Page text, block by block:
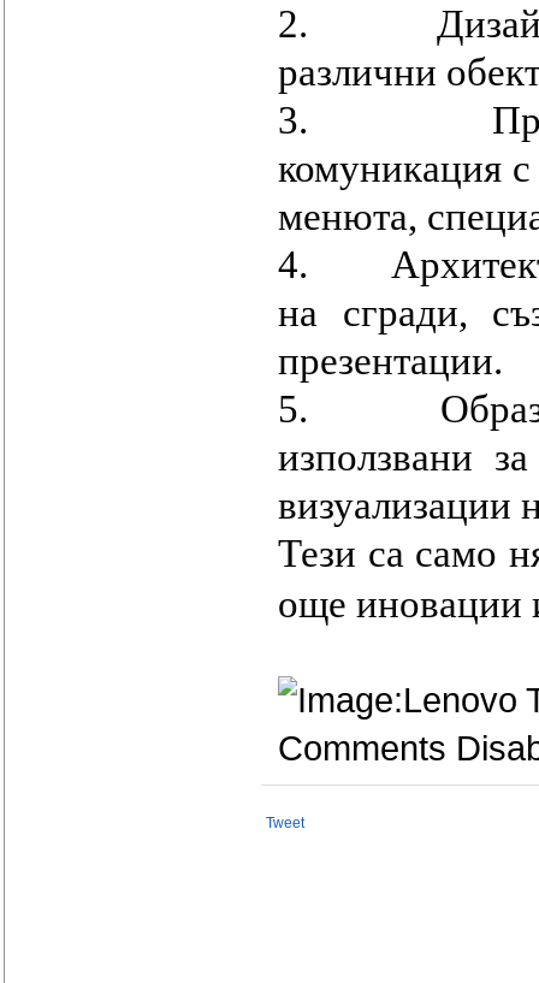
2. Дизайн и
различни
3.
комуникация
менюта,
4.
на сгради,
презентации.
5.
използвани
визуализации
Тези са само
още иновации
Comments
Tweet